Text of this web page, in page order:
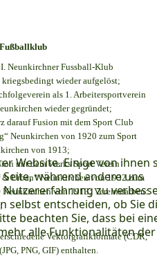
Website. Einige von ihnen
während andere uns
Nutzererfahrung zu
selbst entscheiden, ob Sie
beachten Sie, dass bei
alle Funktionalitäten der
Neunkirchner Fussball-Klub
kriegsbedingt wieder aufgelöst;
als 1. Arbeitersportverein
wieder gegründet;
darauf Fusion mit dem Sport Club
Neunkirchen von 1920 zum Sport
von 1913;
mit dem Werks Sport Verein
Urban“ Neunkirchen von 1932 zum
Neunkirchen von 1913; Vereinsfarben:
Vektorgrafikformate (CDR,
PNG, GIF) enthalten.